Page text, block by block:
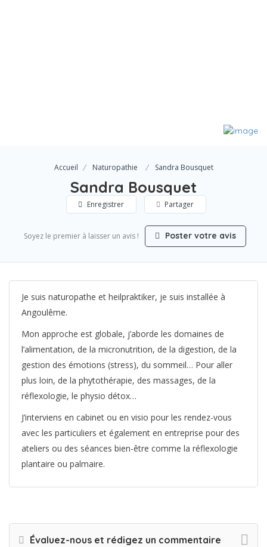
Accueil Naturopathie Sandra Bousquet
Sandra Bousquet
Enregistrer Partager
Soyez le premier à laisser un avis ! Poster votre avis
Je suis naturopathe et heilpraktiker, je suis installée à
Angoulême.
Mon approche est globale, j’aborde les domaines de
l’alimentation, de la micronutrition, de la digestion, de la
gestion des émotions (stress), du sommeil… Pour aller
plus loin, de la phytothérapie, des massages, de la
réflexologie, le physio détox…
J’interviens en cabinet ou en visio pour les rendez-vous
avec les particuliers et également en entreprise pour des
ateliers ou des séances bien-être comme la réflexologie
plantaire ou palmaire.
Évaluez-nous et rédigez un commentaire